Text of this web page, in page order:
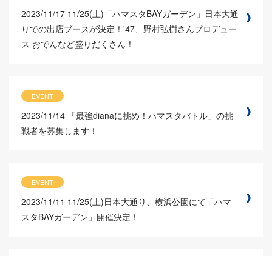
2023/11/17 11/25(土)「ハマスタBAYガーデン」日本大通
りでの出店ブースが決定！'47、野村弘樹さんプロデュー
ス おでんなど盛りだくさん！
EVENT
2023/11/14 「最強dianaに挑め！ハマスタバトル」の挑
戦者を募集します！
EVENT
2023/11/11 11/25(土)日本大通り、横浜公園にて「ハマ
スタBAYガーデン」開催決定！